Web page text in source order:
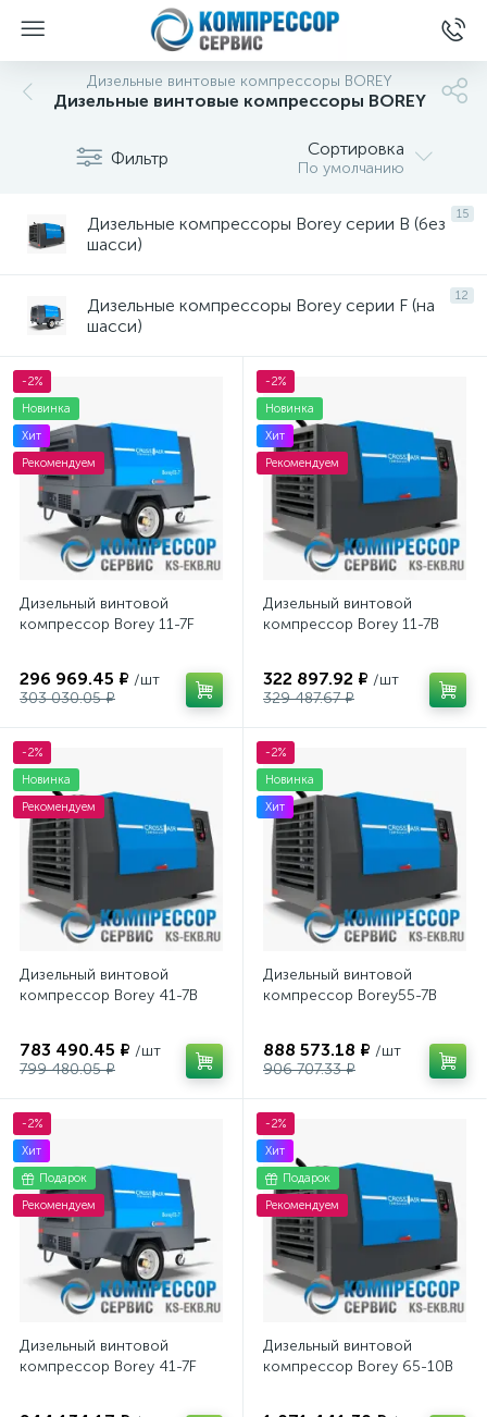
Дизельные винтовые компрессоры BOREY
Дизельные винтовые компрессоры BOREY
Фильтр Сортировка
По умолчанию
15
Дизельные компрессоры Borey серии B (без
шасси)
12
Дизельные компрессоры Borey серии F (на
шасси)
-2%
Новинка
Хит
Рекомендуем
Дизельный винтовой
компрессор Borey 11-7F
296 969.45 ₽ /шт
303 030.05 ₽
-2%
Новинка
Хит
Рекомендуем
Дизельный винтовой
компрессор Borey 11-7B
322 897.92 ₽ /шт
329 487.67 ₽
-2%
Новинка
Рекомендуем
Дизельный винтовой
компрессор Borey 41-7B
783 490.45 ₽ /шт
799 480.05 ₽
-2%
Новинка
Хит
Дизельный винтовой
компрессор Borey55-7B
888 573.18 ₽ /шт
906 707.33 ₽
-2%
Хит
Подарок
Рекомендуем
Дизельный винтовой
компрессор Borey 41-7F
-2%
Хит
Подарок
Рекомендуем
Дизельный винтовой
компрессор Borey 65-10B